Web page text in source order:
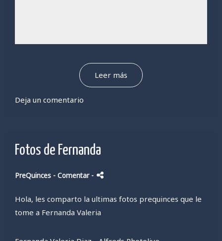
Leer más
Deja un comentario
Fotos de Fernanda
PreQuinces - Comentar -
Hola, les comparto la ultimas fotos prequinces que le
tome a Fernanda Valeria